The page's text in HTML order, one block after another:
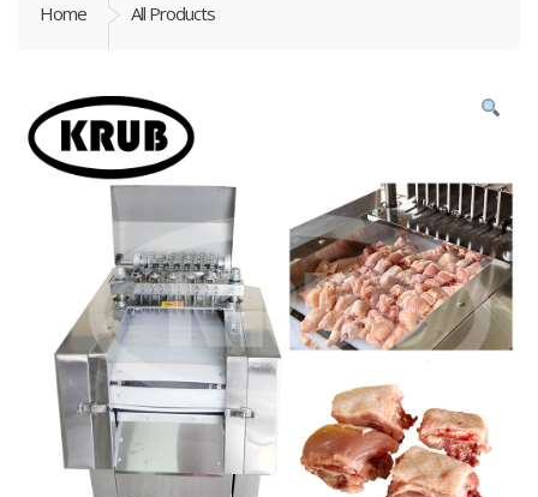
Home All Products